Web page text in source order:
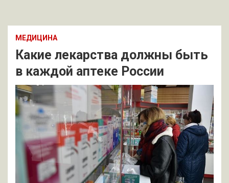
МЕДИЦИНА
Какие лекарства должны быть
в каждой аптеке России